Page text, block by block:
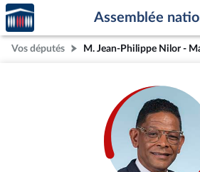
Aller au contenu
Aller en bas de la page
Accèder
à la
page
d'accueil
Assemblée
Vos députés